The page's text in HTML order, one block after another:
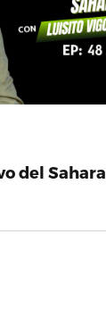
del Sahara